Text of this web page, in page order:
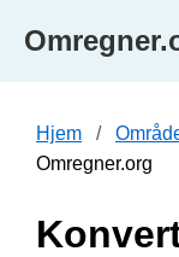
Hjem
Omregner.org